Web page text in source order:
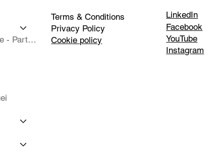
Isole Complete - Partner
Terms & Conditions
Privacy Policy
Cookie policy
LinkedIn
Facebook
YouTube
Instagram